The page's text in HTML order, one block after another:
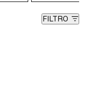
FILTRO